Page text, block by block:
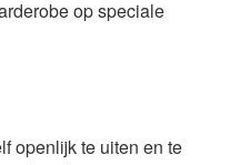
op speciale
openlijk te uiten en te